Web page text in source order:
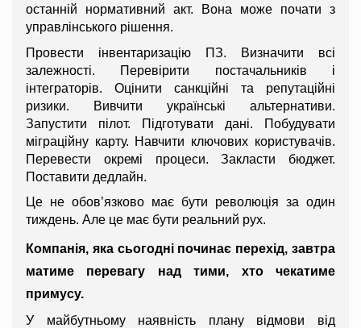
останній нормативний акт. Вона може почати з
управлінського рішення.
Провести інвентаризацію ПЗ. Визначити всі
залежності. Перевірити постачальників і
інтеграторів. Оцінити санкційні та репутаційні
ризики. Вивчити українські альтернативи.
Запустити пілот. Підготувати дані. Побудувати
міграційну карту. Навчити ключових користувачів.
Перевести окремі процеси. Закласти бюджет.
Поставити дедлайн.
Це не обов’язково має бути революція за один
тиждень. Але це має бути реальний рух.
Компанія, яка сьогодні починає перехід, завтра
матиме перевагу над тими, хто чекатиме
примусу.
У майбутньому наявність плану відмови від